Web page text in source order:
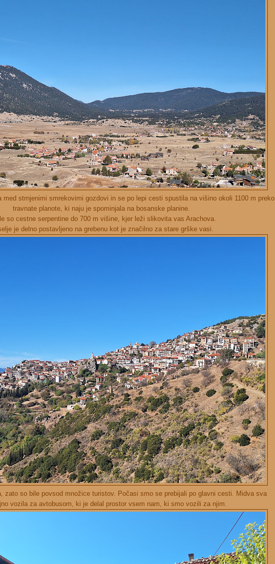
med strnjenimi smrekovimi gozdovi in se po lepi cesti spustila na višino okoli 1100 m preko
travnate planote, ki naju je spominjala na bosanske planine.
so cestne serpentine do 700 m višine, kjer leži slikovita vas Arachova.
je delno postavljeno na grebenu kot je značilno za stare grške vasi.
zato so bile povsod množice turistov. Počasi smo se prebijali po glavni cesti. Midva sva
vozila za avtobusom, ki je delal prostor vsem nam, ki smo vozili za njim.